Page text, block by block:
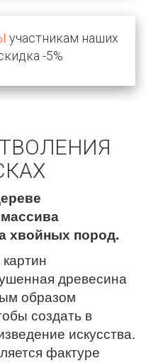
участникам наших
-5%
хвойных пород.
картин
древесина
образом
создать в
искусства.
фактуре